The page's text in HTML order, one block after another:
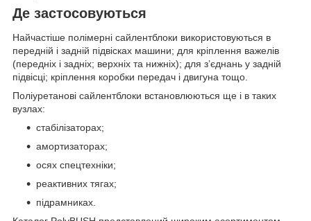
Де застосовуються
Найчастіше полімерні сайлентблоки використовуються в
передній і задній підвісках машини; для кріплення важелів
(передніх і задніх; верхніх та нижніх); для з’єднань у задній
підвісці; кріплення коробки передач і двигуна тощо.
Поліуретанові сайлентблоки встановлюються ще і в таких
вузлах:
стабілізаторах;
амортизаторах;
осях спецтехніки;
реактивних тягах;
підрамниках.